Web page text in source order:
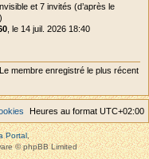
et 7 invités (d’après le
, le 14 juil. 2026 18:40
membre enregistré le plus récent
Heures au format UTC+02:00
Portal,
© phpBB Limited